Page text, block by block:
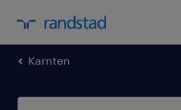
Karnten